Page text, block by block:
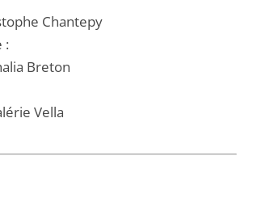
Chantepy
:
Breton
Vella